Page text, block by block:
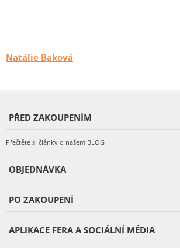
Natálie Baková
PŘED ZAKOUPENÍM
Přečtěte si články o našem BLOG
OBJEDNÁVKA
PO ZAKOUPENÍ
APLIKACE FERA A SOCIÁLNÍ MÉDIA